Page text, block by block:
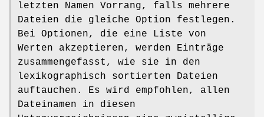
letzten Namen Vorrang, falls mehrere
Dateien die gleiche Option festlegen.
Bei Optionen, die eine Liste von
Werten akzeptieren, werden Einträge
zusammengefasst, wie sie in den
lexikographisch sortierten Dateien
auftauchen. Es wird empfohlen, allen
Dateinamen in diesen